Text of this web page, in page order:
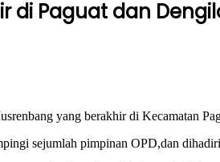
di Paguat dan
yang berakhir di Kecamatan
sejumlah pimpinan OPD,dan